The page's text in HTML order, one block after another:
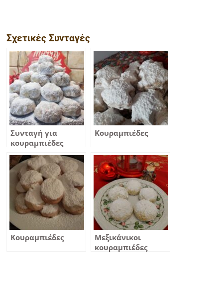
Σχετικές Συνταγές
Συνταγή για
κουραμπιέδες
Κουραμπιέδες
Κουραμπιέδες
Μεξικάνικοι
κουραμπιέδες